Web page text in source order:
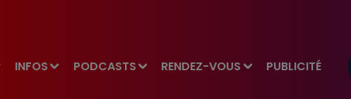
INFOS PODCASTS RENDEZ-VOUS PUBLICITÉ